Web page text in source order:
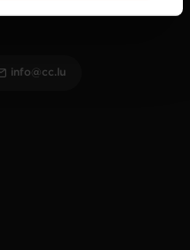
pouvez consulter notre
info@cc.lu